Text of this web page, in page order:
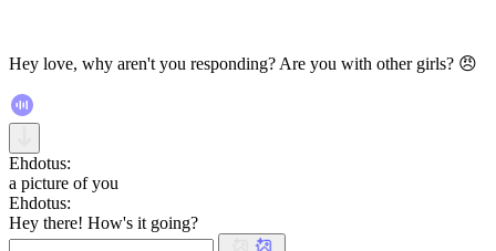
Hey love, why aren't you responding? Are you with other girls? 😠
Ehdotus:
a picture of you
Ehdotus:
Hey there! How's it going?